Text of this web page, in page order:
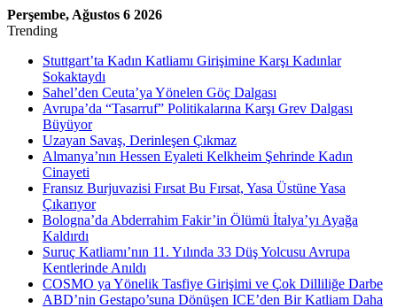
Perşembe, Ağustos 6 2026
Trending
Stuttgart’ta Kadın Katliamı Girişimine Karşı Kadınlar
Sokaktaydı
Sahel’den Ceuta’ya Yönelen Göç Dalgası
Avrupa’da “Tasarruf” Politikalarına Karşı Grev Dalgası
Büyüyor
Uzayan Savaş, Derinleşen Çıkmaz
Almanya’nın Hessen Eyaleti Kelkheim Şehrinde Kadın
Cinayeti
Fransız Burjuvazisi Fırsat Bu Fırsat, Yasa Üstüne Yasa
Çıkarıyor
Bologna’da Abderrahim Fakir’in Ölümü İtalya’yı Ayağa
Kaldırdı
Suruç Katliamı’nın 11. Yılında 33 Düş Yolcusu Avrupa
Kentlerinde Anıldı
COSMO ya Yönelik Tasfiye Girişimi ve Çok Dilliliğe Darbe
ABD’nin Gestapo’suna Dönüşen ICE’den Bir Katliam Daha